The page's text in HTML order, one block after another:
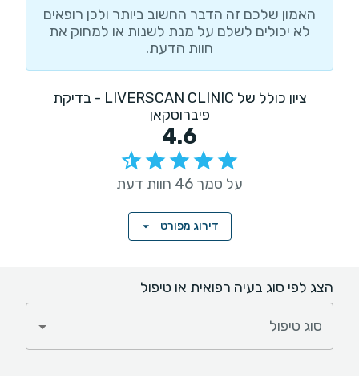
האמון שלכם זה הדבר החשוב ביותר ולכן רופאים
לא יכולים לשלם על מנת לשנות או למחוק את
חוות הדעת.
ציון כולל של LIVERSCAN CLINIC - בדיקת
פיברוסקאן
4.6
על סמך 46 חוות דעת
דירוג מפורט
הצג לפי סוג בעיה רפואית או טיפול
סוג טיפול